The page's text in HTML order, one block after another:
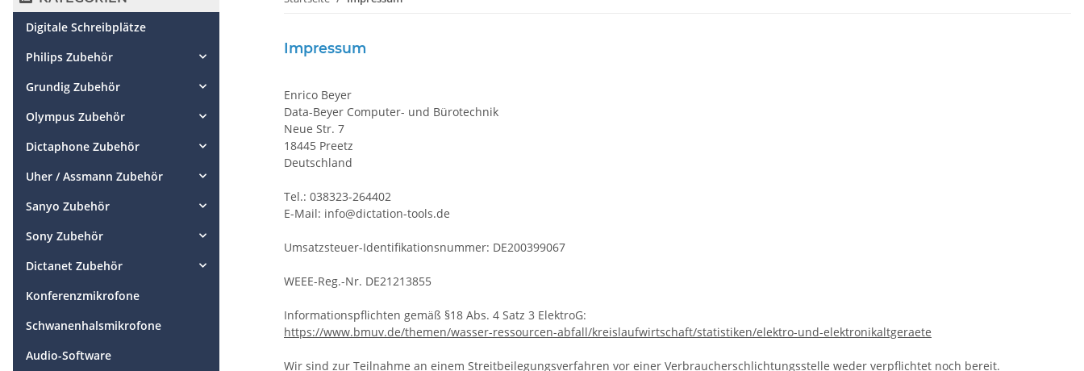
Impressum
Enrico Beyer
Data-Beyer Computer- und Bürotechnik
Neue Str. 7
18445 Preetz
Deutschland
Tel.: 038323-264402
E-Mail: info@dictation-tools.de
Umsatzsteuer-Identifikationsnummer: DE200399067
WEEE-Reg.-Nr. DE21213855
Informationspflichten gemäß §18 Abs. 4 Satz 3 ElektroG:
https://www.bmuv.de/themen/wasser-ressourcen-abfall/kreislaufwirtschaft/statistiken/elektro-und-elektronikaltgeraete
Wir sind zur Teilnahme an einem Streitbeilegungsverfahren vor einer Verbraucherschlichtungsstelle weder verpflichtet noch bereit.
Digitale Schreibplätze
Philips Zubehör
Grundig Zubehör
Olympus Zubehör
Dictaphone Zubehör
Uher / Assmann Zubehör
Sanyo Zubehör
Sony Zubehör
Dictanet Zubehör
Konferenzmikrofone
Schwanenhalsmikrofone
Audio-Software